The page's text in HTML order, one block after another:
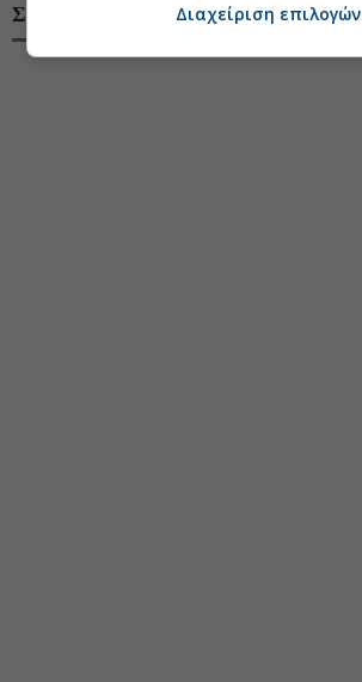
ΣΧΟΛΙΑ ΧΡΗΣΤΩΝΔιαχείριση επιλογών